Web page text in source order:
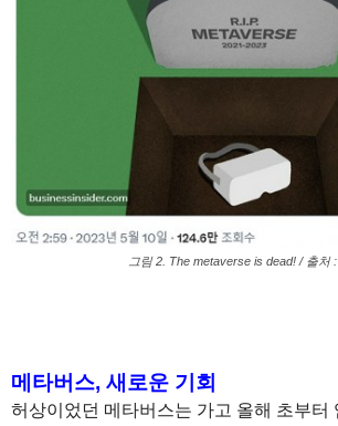
그림 2. The metaverse is dead! / 출처
메타버스, 새로운 기회
허상이었던 메타버스는 가고 올해 초부터